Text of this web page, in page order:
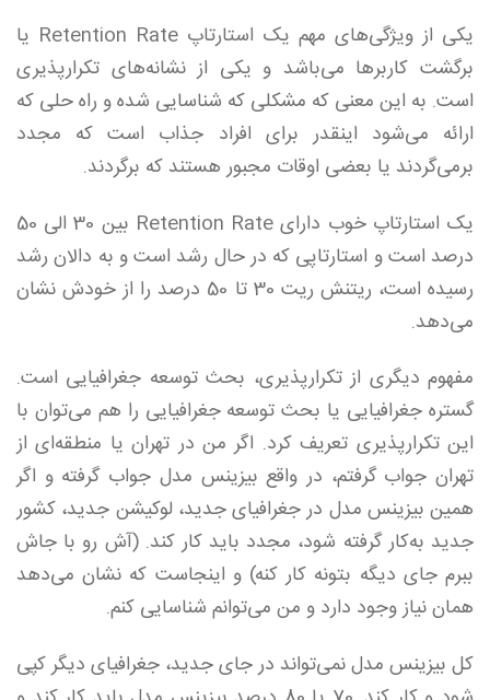
یکی از ویژگی‌های مهم یک استارتاپ Retention Rate یا
برگشت کاربرها می‌باشد و یکی از نشانه‌های تکرارپذیری
است. به‌ این معنی که مشکلی که شناسایی شده و راه حلی که
ارائه می‌شود اینقدر برای افراد جذاب است که مجدد
برمی‌گردند یا بعضی اوقات مجبور هستند که برگردند.
یک استارتاپ خوب دارای Retention Rate بین 30 الی 50
درصد است و استارتاپی که در حال رشد است و به دالان رشد
رسیده است، ریتنش ریت 30 تا 50 درصد را از خودش نشان
می‌دهد.
مفهوم دیگری از تکرارپذیری، بحث توسعه جغرافیایی است.
گستره جغرافیایی یا بحث توسعه جغرافیایی را هم می‌توان با
این تکرارپذیری تعریف کرد. اگر من در تهران یا منطقه‌ای از
تهران جواب گرفتم، در واقع بیزینس مدل جواب گرفته و اگر
همین بیزینس مدل در جغرافیای جدید، لوکیشن جدید، کشور
جدید به‌کار گرفته شود، مجدد باید کار کند. (آش رو با جاش
ببرم جای دیگه بتونه کار کنه) و اینجاست که نشان می‌دهد
همان نیاز وجود دارد و من می‌توانم شناسایی کنم.
کل بیزینس مدل نمی‌تواند در جای جدید، جغرافیای دیگر کپی